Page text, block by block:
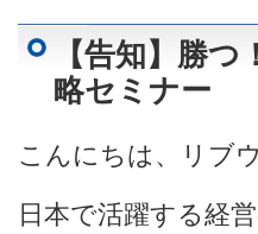
【告知】勝
略セミナ
こんにちは、リブ
日本で活躍する経